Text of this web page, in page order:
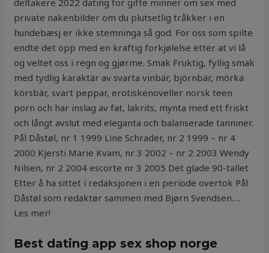
deltakere 2022 dating for gifte minner om sex med
private nakenbilder om du plutsetlig tråkker i en
hundebæsj er ikke stemninga så god. For oss som spilte
endte det opp med en kraftig forkjølelse etter at vi lå
og veltet oss i regn og gjørme. Smak Fruktig, fyllig smak
med tydlig karaktär av svarta vinbär, björnbär, mörka
körsbär, svart peppar, erotiskenoveller norsk teen
porn och har inslag av fat, lakrits, mynta med ett friskt
och långt avslut med eleganta och balanserade tanniner.
Pål Dåstøl, nr 1 1999 Line Schrader, nr 2 1999 – nr 4
2000 Kjersti Marie Kvam, nr 3 2002 – nr 2 2003 Wendy
Nilsen, nr 2 2004 escorte nr 3 2005 Det glade 90-tallet
Etter å ha sittet i redaksjonen i en periode overtok Pål
Dåstøl som redaktør sammen med Bjørn Svendsen.…
Les mer!
Best dating app sex shop norge